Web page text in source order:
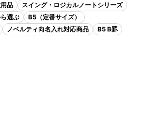
品
スイング・ロジカルノートシリーズ
選ぶ
B5（定番サイズ）
ノベルティ向名入れ対応商品
B5 B罫